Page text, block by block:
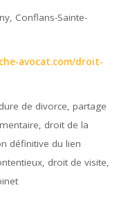
Conflans-Sainte-
avocat.com/droit-
de divorce, partage
droit de la
définitive du lien
droit de visite,